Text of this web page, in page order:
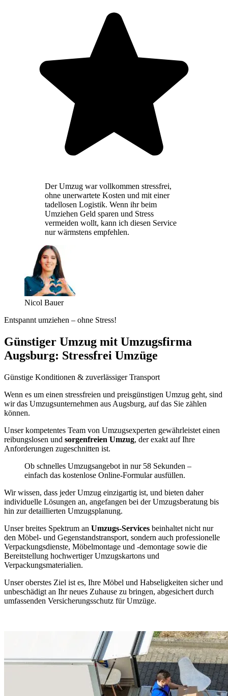
Der Umzug war vollkommen stressfrei,
ohne unerwartete Kosten und mit einer
tadellosen Logistik. Wenn ihr beim
Umziehen Geld sparen und Stress
vermeiden wollt, kann ich diesen Service
nur wärmstens empfehlen.
Nicol Bauer
Entspannt umziehen – ohne Stress!
Günstiger Umzug mit Umzugsfirma
Augsburg: Stressfrei Umzüge
Günstige Konditionen & zuverlässiger Transport
Wenn es um einen stressfreien und preisgünstigen Umzug geht, sind
wir das Umzugsunternehmen aus Augsburg, auf das Sie zählen
können.
Unser kompetentes Team von Umzugsexperten gewährleistet einen
reibungslosen und sorgenfreien Umzug, der exakt auf Ihre
Anforderungen zugeschnitten ist.
Ob schnelles Umzugsangebot in nur 58 Sekunden –
einfach das kostenlose Online-Formular ausfüllen.
Wir wissen, dass jeder Umzug einzigartig ist, und bieten daher
individuelle Lösungen an, angefangen bei der Umzugsberatung bis
hin zur detaillierten Umzugsplanung.
Unser breites Spektrum an Umzugs-Services beinhaltet nicht nur
den Möbel- und Gegenstandstransport, sondern auch professionelle
Verpackungsdienste, Möbelmontage und -demontage sowie die
Bereitstellung hochwertiger Umzugskartons und
Verpackungsmaterialien.
Unser oberstes Ziel ist es, Ihre Möbel und Habseligkeiten sicher und
unbeschädigt an Ihr neues Zuhause zu bringen, abgesichert durch
umfassenden Versicherungsschutz für Umzüge.